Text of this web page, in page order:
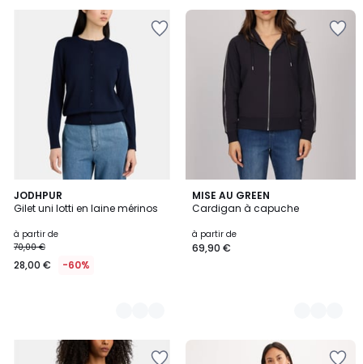
JODHPUR
Gilet uni lotti en laine mérinos
à partir de
70,00 €
28,00 € -60%
3
Couleurs
MISE AU GREEN
Cardigan à capuche
à partir de
69,90 €
2
Couleurs